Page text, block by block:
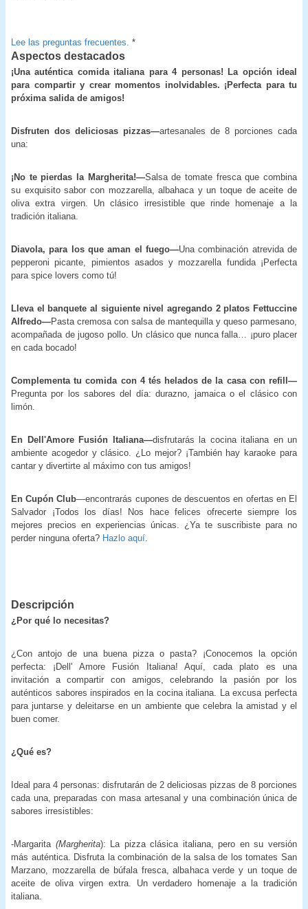
Lee las preguntas frecuentes. *
Aspectos destacados
¡Una auténtica comida italiana para 4 personas! La opción ideal
para compartir y crear momentos inolvidables. ¡Perfecta para tu
próxima salida de amigos!
Disfruten dos deliciosas pizzas—artesanales de 8 porciones cada
una:
¡No te pierdas la Margherita!—Salsa de tomate fresca que combina
su exquisito sabor con mozzarella, albahaca y un toque de aceite de
oliva extra virgen. Un clásico irresistible que rinde homenaje a la
tradición italiana.
Diavola, para los que aman el fuego—Una combinación atrevida de
pepperoni picante, pimientos asados y mozzarella fundida ¡Perfecta
para spice lovers como tú!
Lleva el banquete al siguiente nivel agregando 2 platos Fettuccine
Alfredo—Pasta cremosa con salsa de mantequilla y queso parmesano,
acompañada de jugoso pollo. Un clásico que nunca falla… ¡puro placer
en cada bocado!
Complementa tu comida con 4 tés helados de la casa con refill—
Pregunta por los sabores del día: durazno, jamaica o el clásico con
limón.
En Dell'Amore Fusión Italiana—disfrutarás la cocina italiana en un
ambiente acogedor y clásico. ¿Lo mejor? ¡También hay karaoke para
cantar y divertirte al máximo con tus amigos!
En Cupón Club—encontrarás cupones de descuentos en ofertas en El
Salvador ¡Todos los días! Nos hace felices ofrecerte siempre los
mejores precios en experiencias únicas. ¿Ya te suscribiste para no
perder ninguna oferta? Hazlo aquí
Descripción
¿Por qué lo necesitas?
¿Con antojo de una buena pizza o pasta? ¡Conocemos la opción
perfecta: ¡Dell' Amore Fusión Italiana! Aquí, cada plato es una
invitación a compartir con amigos, celebrando la pasión por los
auténticos sabores inspirados en la cocina italiana. La excusa perfecta
para juntarse y deleitarse en un ambiente que celebra la amistad y el
buen comer.
¿Qué es?
Ideal para 4 personas: disfrutarán de 2 deliciosas pizzas de 8 porciones
cada una, preparadas con masa artesanal y una combinación única de
sabores irresistibles:
-Margarita (Margherita): La pizza clásica italiana, pero en su versión
más auténtica. Disfruta la combinación de la salsa de los tomates San
Marzano, mozzarella de búfala fresca, albahaca verde y un toque de
aceite de oliva virgen extra. Un verdadero homenaje a la tradición
italiana.